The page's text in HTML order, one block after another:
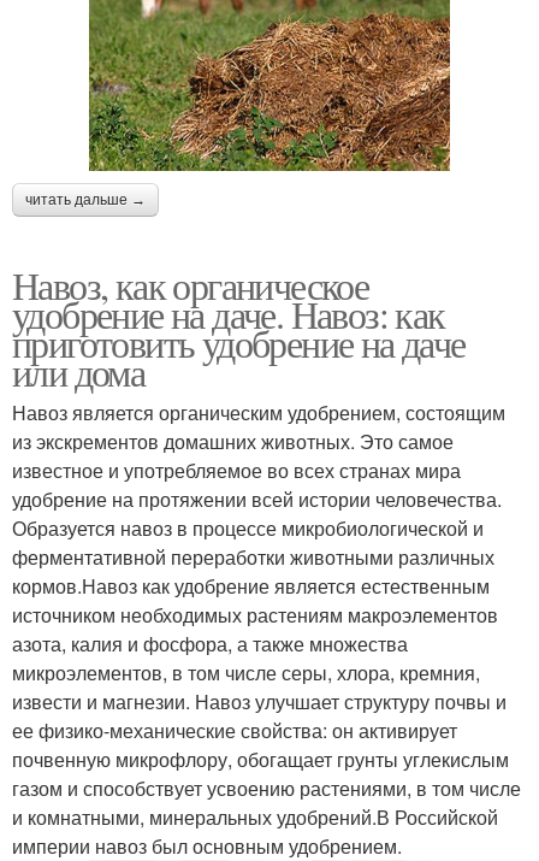
читать дальше →
Навоз, как органическое
удобрение на даче. Навоз: как
приготовить удобрение на даче
или дома
Навоз является органическим удобрением, состоящим
из экскрементов домашних животных. Это самое
известное и употребляемое во всех странах мира
удобрение на протяжении всей истории человечества.
Образуется навоз в процессе микробиологической и
ферментативной переработки животными различных
кормов.Навоз как удобрение является естественным
источником необходимых растениям макроэлементов
азота, калия и фосфора, а также множества
микроэлементов, в том числе серы, хлора, кремния,
извести и магнезии. Навоз улучшает структуру почвы и
ее физико-механические свойства: он активирует
почвенную микрофлору, обогащает грунты углекислым
газом и способствует усвоению растениями, в том числе
и комнатными, минеральных удобрений.В Российской
империи навоз был основным удобрением.